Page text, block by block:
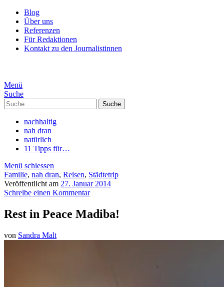
Blog
Über uns
Referenzen
Für Redaktionen
Kontakt zu den Journalistinnen
Menü
Suche
Suche
nachhaltig
nah dran
natürlich
11 Tipps für…
Menü schiessen
Familie, nah dran, Reisen, Städtetrip
Veröffentlicht am 27. Januar 2014
Schreibe einen Kommentar
Rest in Peace Madiba!
von Sandra Malt